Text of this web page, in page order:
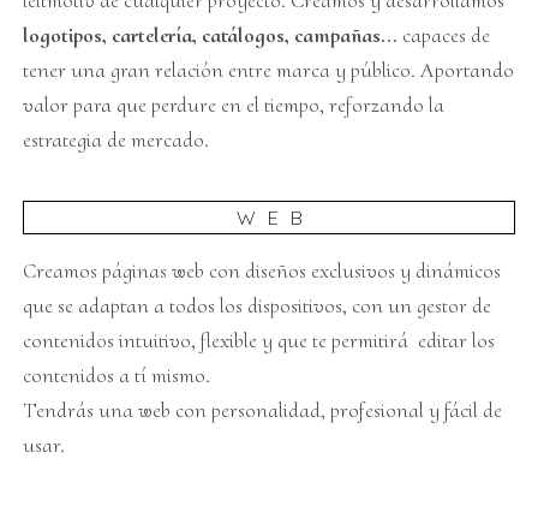
logotipos, cartelería, catálogos, campañas... capaces de
tener una gran relación entre marca y público. Aportando
valor para que perdure en el tiempo, reforzando la
estrategia de mercado.
WEB
Creamos páginas web con diseños exclusivos y dinámicos
que se adaptan a todos los dispositivos, con un gestor de
contenidos intuitivo, flexible y que te permitirá editar los
contenidos a tí mismo.
Tendrás una web con personalidad, profesional y fácil de
usar.